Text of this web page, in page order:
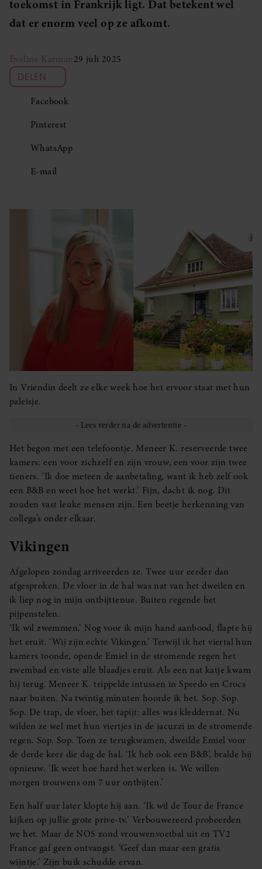
toekomst in Frankrijk ligt. Dat betekent wel
dat er enorm veel op ze afkomt.
Eveline Karman29 juli 2025
DELEN
Facebook
Pinterest
WhatsApp
E-mail
In Vriendin deelt ze elke week hoe het ervoor staat met hun
paleisje.
Het begon met een telefoontje. Meneer K. reserveerde twee
kamers: een voor zichzelf en zijn vrouw, een voor zijn twee
tieners. ‘Ik doe meteen de aanbetaling, want ik heb zelf ook
een B&B en weet hoe het werkt.’ Fijn, dacht ik nog. Dit
zouden vast leuke mensen zijn. Een beetje herkenning van
collega’s onder elkaar.
Vikingen
Afgelopen zondag arriveerden ze. Twee uur eerder dan
afgesproken. De vloer in de hal was nat van het dweilen en
ik liep nog in mijn ontbijttenue. Buiten regende het
pijpenstelen.
‘Ik wil zwemmen.’ Nog voor ik mijn hand aanbood, flapte hij
het eruit. ‘Wij zijn echte Vikingen.’ Terwijl ik het viertal hun
kamers toonde, opende Emiel in de stromende regen het
zwembad en viste alle blaadjes eruit. Als een nat katje kwam
hij terug. Meneer K. trippelde intussen in Speedo en Crocs
naar buiten. Na twintig minuten hoorde ik het. Sop. Sop.
Sop. De trap, de vloer, het tapijt: alles was kleddernat. Nu
wilden ze wel met hun viertjes in de jacuzzi in de stromende
regen. Sop. Sop. Toen ze terugkwamen, dweilde Emiel voor
de derde keer die dag de hal. ‘Ik heb ook een B&B’, bralde hij
opnieuw. ‘Ik weet hoe hard het werken is. We willen
morgen trouwens om 7 uur ontbijten.’
Een half uur later klopte hij aan. ‘Ik wil de Tour de France
kijken op jullie grote prive-tv.’ Verbouwereerd probeerden
we het. Maar de NOS zond vrouwenvoetbal uit en TV2
France gaf geen ontvangst. ‘Geef dan maar een gratis
wijntje.’ Zijn buik schudde ervan.